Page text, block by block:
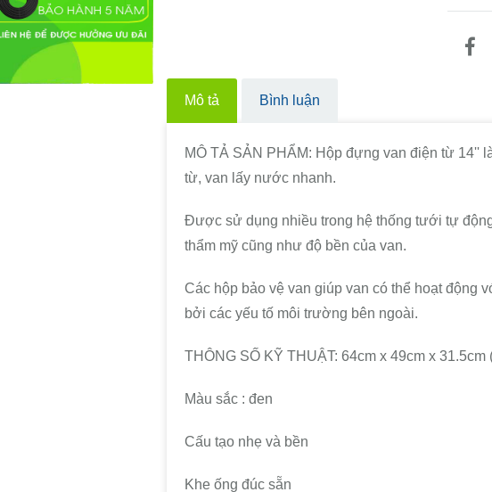
Mô tả Bình luận
MÔ TẢ SẢN PHẨM: Hộp đựng van điện từ 14''
từ, van lấy nước nhanh.
Được sử dụng nhiều trong hệ thống tưới tự
thẩm mỹ cũng như độ bền của van.
Các hộp bảo vệ van giúp van có thể hoạt động
bởi các yếu tố môi trường bên ngoài.
THÔNG SỐ KỸ THUẬT: 64cm x 49cm x 31.5cm
Màu sắc : đen
Cấu tạo nhẹ và bền
Khe ống đúc sẵn